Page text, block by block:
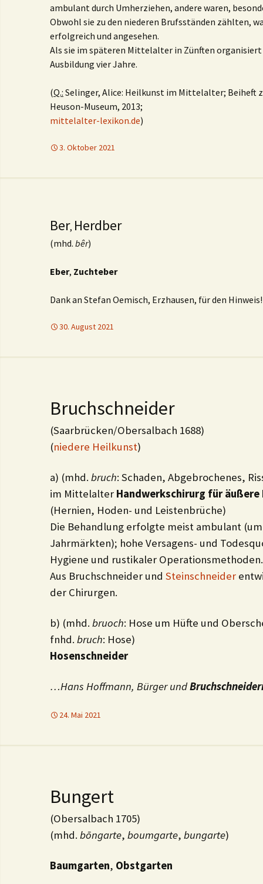
ambulant durch Umherziehen, andere waren,
Obwohl sie zu den niederen Brufsständen zählten,
erfolgreich und angesehen.
Als sie im späteren Mittelalter in Zünften
Ausbildung vier Jahre.
(Q.: Selinger, Alice: Heilkunst im Mittelalter; Beiheft
Heuson-Museum, 2013;
mittelalter-lexikon.de)
3. Oktober 2021
Ber, Herdber
(mhd. bêr)
Eber, Zuchteber
Dank an Stefan Oemisch, Erzhausen, für den Hinweis!
30. August 2021
Bruchschneider
(Saarbrücken/Obersalbach 1688)
(niedere Heilkunst)
a) (mhd. bruch: Schaden, Abgebrochenes,
im Mittelalter Handwerkschirurg für äußere
(Hernien, Hoden- und Leistenbrüche)
Die Behandlung erfolgte meist ambulant
Jahrmärkten); hohe Versagens- und
Hygiene und rustikaler Operationsmethoden.
Aus Bruchschneider und Steinschneider
der Chirurgen.
b) (mhd. bruoch: Hose um Hüfte und
fnhd. bruch: Hose)
Hosenschneider
…Hans Hoffmann, Bürger und
24. Mai 2021
Bungert
(Obersalbach 1705)
(mhd. bōngarte, boumgarte, bungarte)
Baumgarten, Obstgarten